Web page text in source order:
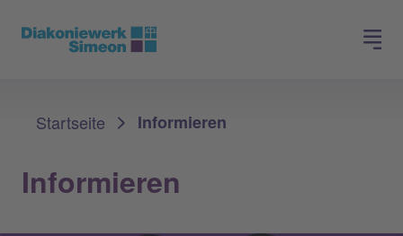
Spenden
Startseite
Informieren
Informieren